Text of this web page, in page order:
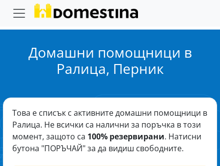
Домашни помощници в
Ралица, Перник
Това е списък с активните домашни помощници в
Ралица. Не всички са налични за поръчка в този
момент, защото са 100% резервирани. Натисни
бутона "ПОРЪЧАЙ" за да видиш свободните.